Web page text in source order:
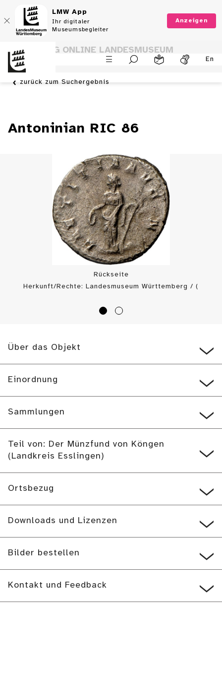
LMW App
Ihr digitaler
Museumsbegleiter
Anzeigen
En
SAMMLUNG ONLINE LANDESMUSEUM
WÜRTTEMBERG
zurück zum Suchergebnis
Antoninian RIC 86
Rückseite
Herkunft/Rechte: Landesmuseum Württemberg / (
Über das Objekt
Einordnung
Sammlungen
Teil von: Der Münzfund von Köngen
(Landkreis Esslingen)
Ortsbezug
Downloads und Lizenzen
Bilder bestellen
Kontakt und Feedback